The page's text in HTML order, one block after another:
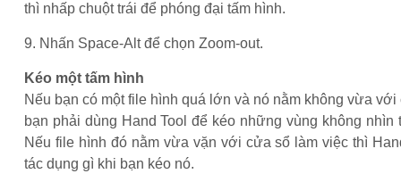
thì nhấp chuột trái để phóng đại tấm hình.
9. Nhấn Space-Alt để chọn Zoom-out.
Kéo một tấm hình
Nếu bạn có một file hình quá lớn và nó nằm không vừa
bạn phải dùng Hand Tool để kéo những vùng không nhìn
Nếu file hình đó nằm vừa vặn với cửa sổ làm việc thì
tác dụng gì khi bạn kéo nó.